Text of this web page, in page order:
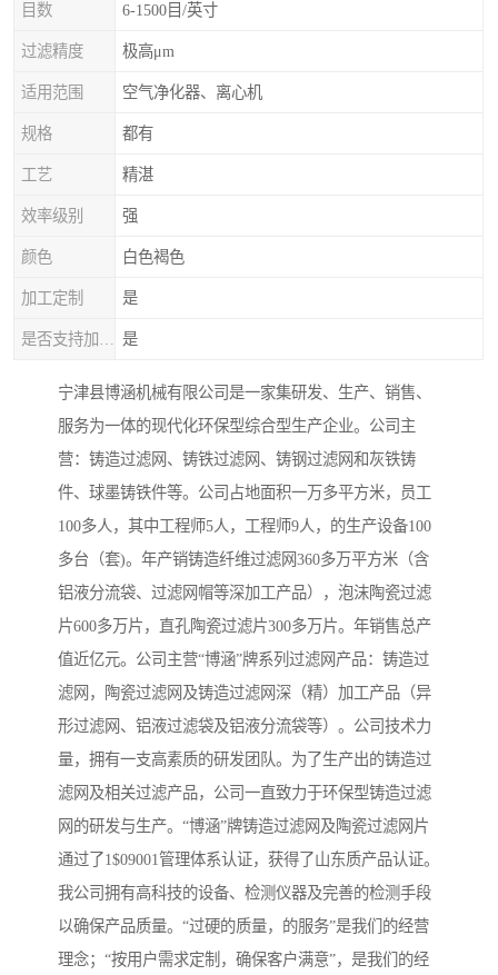
目数 6-1500目/英寸
过滤精度 极高μm
适用范围 空气净化器、离心机
规格 都有
工艺 精湛
效率级别 强
颜色 白色褐色
加工定制 是
是
宁津县博涵机械有限公司是一家集研发、生产、销售、
服务为一体的现代化环保型综合型生产企业。公司主
营：铸造过滤网、铸铁过滤网、铸钢过滤网和灰铁铸
件、球墨铸铁件等。公司占地面积一万多平方米，员工
100多人，其中工程师5人，工程师9人，的生产设备100
多台（套)。年产销铸造纤维过滤网360多万平方米（含
铝液分流袋、过滤网帽等深加工产品），泡沫陶瓷过滤
片600多万片，直孔陶瓷过滤片300多万片。年销售总产
值近亿元。公司主营“博涵”牌系列过滤网产品：铸造过
滤网，陶瓷过滤网及铸造过滤网深（精）加工产品（异
形过滤网、铝液过滤袋及铝液分流袋等）。公司技术力
量，拥有一支高素质的研发团队。为了生产出的铸造过
滤网及相关过滤产品，公司一直致力于环保型铸造过滤
网的研发与生产。“博涵”牌铸造过滤网及陶瓷过滤网片
通过了1$09001管理体系认证，获得了山东质产品认证。
我公司拥有高科技的设备、检测仪器及完善的检测手段
以确保产品质量。“过硬的质量，的服务”是我们的经营
理念；“按用户需求定制，确保客户满意”，是我们的经